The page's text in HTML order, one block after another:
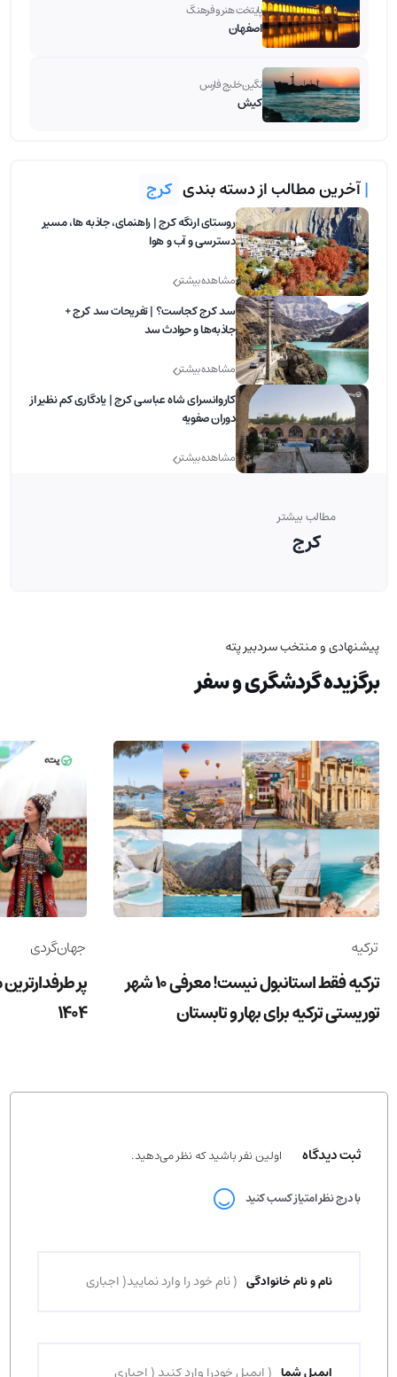
پایتخت هنر و فرهنگ
اصفهان
نگین خلیج فارس
کیش
|آخرین مطالب از دسته بندی کرج
روستای ارنگه کرج | راهنمای، جاذبه‌ ها، مسیر
دسترسی و آب و هوا
مشاهده بیشتر
سد کرج کجاست؟ | تفریحات سد کرج +
جاذبه‌ها و حوادث سد
مشاهده بیشتر
کاروانسرای شاه عباسی کرج | یادگاری کم نظیر از
دوران صفویه
مشاهده بیشتر
مطالب بیشتر
کرج
پیشنهادی و منتخب سردبیر پته
برگزیده گردشگری و سفر
ترکیه
ترکیه فقط استانبول نیست! معرفی 10 شهر
توریستی ترکیه برای بهار و تابستان
جهان‌گردی
پر
1404
ثبت دیدگاه اولین نفر باشید که نظر می‌دهید.
با درج نظر امتیاز کسب کنید
نام و نام خانوادگی
ایمیل شما